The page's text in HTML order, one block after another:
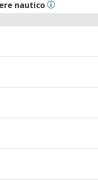
nautico